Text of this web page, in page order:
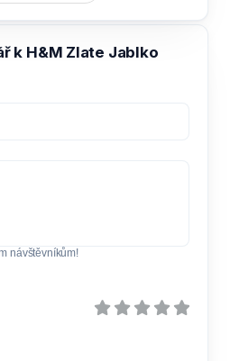
k H&M Zlate Jablko
návštěvníkům!